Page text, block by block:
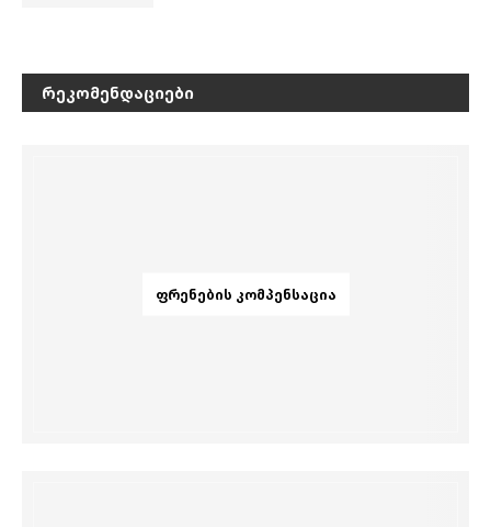
ᲠᲔᲙᲝᲛᲔᲜᲓᲐᲪᲘᲔᲑᲘ
ᲤᲠᲔᲜᲔᲑᲘᲡ ᲙᲝᲛᲞᲔᲜᲡᲐᲪᲘᲐ